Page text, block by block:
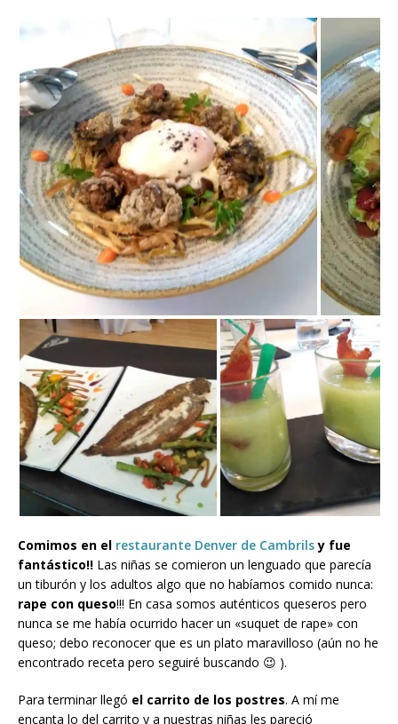
Comimos en el restaurante Denver de Cambrilsy fue
fantástico!! Las niñas se comieron un lenguado que parecía
un tiburón y los adultos algo que no habíamos comido nunca:
rape con queso!!! En casa somos auténticos queseros pero
nunca se me había ocurrido hacer un «suquet de rape» con
queso; debo reconocer que es un plato maravilloso (aún no he
encontrado receta pero seguiré buscando 😉 ).
Para terminar llegó el carrito de los postres. A mí me
encanta lo del carrito y a nuestras niñas les pareció